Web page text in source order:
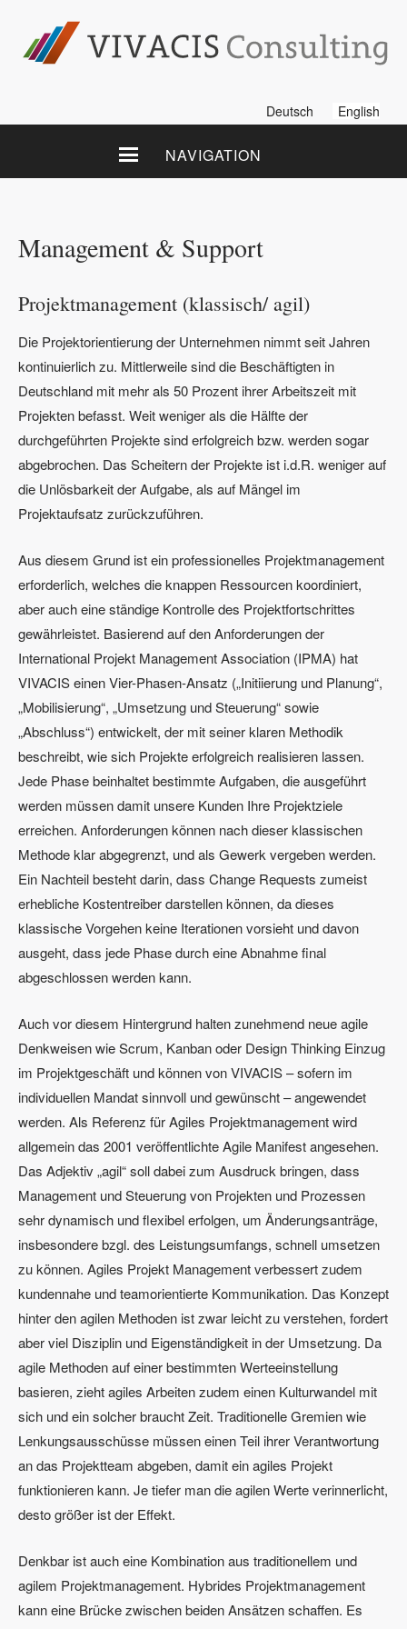
Deutsch English
NAVIGATION
Management & Support
Projektmanagement (klassisch/ agil)
Die Projektorientierung der Unternehmen nimmt seit Jahren
kontinuierlich zu. Mittlerweile sind die Beschäftigten in
Deutschland mit mehr als 50 Prozent ihrer Arbeitszeit mit
Projekten befasst. Weit weniger als die Hälfte der
durchgeführten Projekte sind erfolgreich bzw. werden sogar
abgebrochen. Das Scheitern der Projekte ist i.d.R. weniger auf
die Unlösbarkeit der Aufgabe, als auf Mängel im
Projektaufsatz zurückzuführen.
Aus diesem Grund ist ein professionelles Projektmanagement
erforderlich, welches die knappen Ressourcen koordiniert,
aber auch eine ständige Kontrolle des Projektfortschrittes
gewährleistet. Basierend auf den Anforderungen der
International Projekt Management Association (IPMA) hat
VIVACIS einen Vier-Phasen-Ansatz („Initiierung und Planung“,
„Mobilisierung“, „Umsetzung und Steuerung“ sowie
„Abschluss“) entwickelt, der mit seiner klaren Methodik
beschreibt, wie sich Projekte erfolgreich realisieren lassen.
Jede Phase beinhaltet bestimmte Aufgaben, die ausgeführt
werden müssen damit unsere Kunden Ihre Projektziele
erreichen. Anforderungen können nach dieser klassischen
Methode klar abgegrenzt, und als Gewerk vergeben werden.
Ein Nachteil besteht darin, dass Change Requests zumeist
erhebliche Kostentreiber darstellen können, da dieses
klassische Vorgehen keine Iterationen vorsieht und davon
ausgeht, dass jede Phase durch eine Abnahme final
abgeschlossen werden kann.
Auch vor diesem Hintergrund halten zunehmend neue agile
Denkweisen wie Scrum, Kanban oder Design Thinking Einzug
im Projektgeschäft und können von VIVACIS – sofern im
individuellen Mandat sinnvoll und gewünscht – angewendet
werden. Als Referenz für Agiles Projektmanagement wird
allgemein das 2001 veröffentlichte Agile Manifest angesehen.
Das Adjektiv „agil“ soll dabei zum Ausdruck bringen, dass
Management und Steuerung von Projekten und Prozessen
sehr dynamisch und flexibel erfolgen, um Änderungsanträge,
insbesondere bzgl. des Leistungsumfangs, schnell umsetzen
zu können. Agiles Projekt Management verbessert zudem
kundennahe und teamorientierte Kommunikation. Das Konzept
hinter den agilen Methoden ist zwar leicht zu verstehen, fordert
aber viel Disziplin und Eigenständigkeit in der Umsetzung. Da
agile Methoden auf einer bestimmten Werteeinstellung
basieren, zieht agiles Arbeiten zudem einen Kulturwandel mit
sich und ein solcher braucht Zeit. Traditionelle Gremien wie
Lenkungsausschüsse müssen einen Teil ihrer Verantwortung
an das Projektteam abgeben, damit ein agiles Projekt
funktionieren kann. Je tiefer man die agilen Werte verinnerlicht,
desto größer ist der Effekt.
Denkbar ist auch eine Kombination aus traditionellem und
agilem Projektmanagement. Hybrides Projektmanagement
kann eine Brücke zwischen beiden Ansätzen schaffen. Es